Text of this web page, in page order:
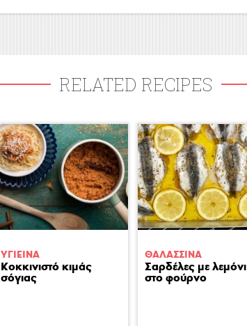
RELATED RECIPES
ΥΓΙΕΙΝA
Κοκκινιστό κιμάς
σόγιας
ΘΑΛΑΣΣΙΝA
Σαρδέλες με λεμόνι
στο φούρνο